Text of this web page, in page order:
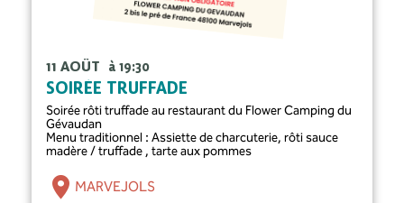
11 AOÛT à 19:30
SOIRÉE TRUFFADE
Soirée rôti truffade au restaurant du Flower Camping du
Gévaudan
Menu traditionnel : Assiette de charcuterie, rôti sauce
madère / truffade , tarte aux pommes
MARVEJOLS